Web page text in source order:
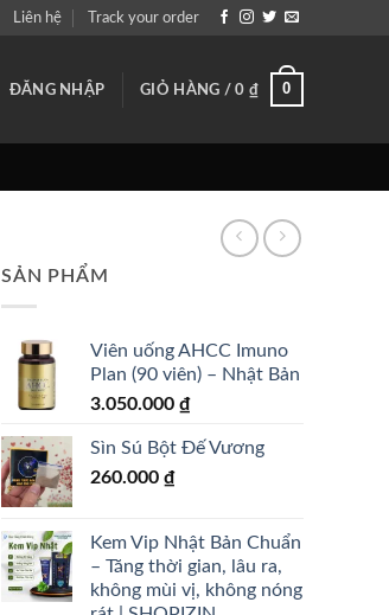
Liên hệ Track your order
ĐĂNG NHẬP GIỎ HÀNG /0 ₫ 0
SẢN PHẨM
Viên uống AHCC Imuno
Plan (90 viên) – Nhật Bản
3.050.000 ₫
Sìn Sú Bột Đế Vương
260.000 ₫
Kem Vip Nhật Bản Chuẩn
– Tăng thời gian, lâu ra,
không mùi vị, không nóng